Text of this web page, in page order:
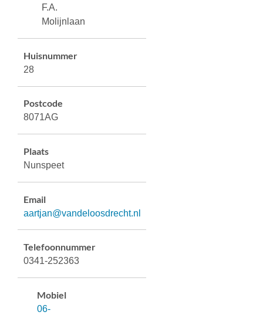
F.A.
Molijnlaan
Huisnummer
28
Postcode
8071AG
Plaats
Nunspeet
Email
aartjan@vandeloosdrecht.nl
Telefoonnummer
0341-252363
Mobiel
06-